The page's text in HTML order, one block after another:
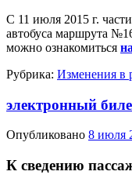
С 11 июля 2015 г.
автобуса маршрута
можно ознакомиться
Рубрика: Изменения в
электронный
Опубликовано 8 июля
К сведению